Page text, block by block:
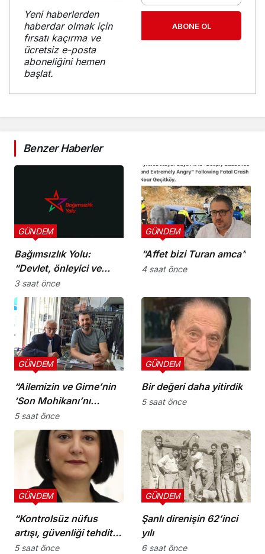
Yeni haberlerden
haberdar olmak için
fırsatı kaçırma ve
ücretsiz e-posta
aboneliğini hemen
başlat.
ABONE OL
Benzer Haberler
Bağımsızlık Yolu:
“Devlet, önleyici ve
koruyucu
sorumluluklarını yerine
getirmeli”
GÜNDEM
3 saat önce
“Affet bizi Turan amca”
GÜNDEM
4 saat önce
“Ailemizin ve Girne’nin
‘Son Mohikanı’nı
kaybettik”
GÜNDEM
5 saat önce
Bir değeri daha yitirdik
GÜNDEM
5 saat önce
“Kontrolsüz nüfus
artışı, güvenliği tehdit
ediyor”
GÜNDEM
5 saat önce
Şanlı direnişin 62’inci
yılı
GÜNDEM
6 saat önce